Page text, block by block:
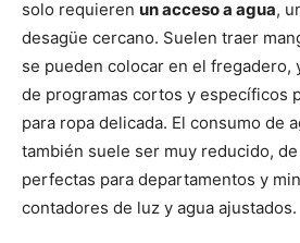
solo requieren un acceso a agua,
desagüe cercano. Suelen traer
se pueden colocar en el fregadero,
de programas cortos y específicos
para ropa delicada. El consumo de
también suele ser muy reducido,
perfectas para departamentos y
contadores de luz y agua ajustados.